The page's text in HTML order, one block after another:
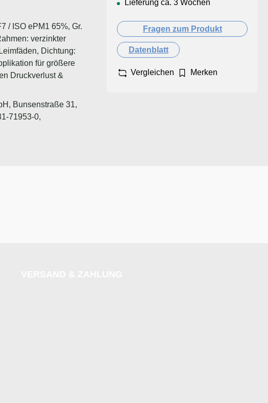
/ ISO ePM1 65%, Gr.
verzinkter
Dichtung:
für größere
Druckverlust &
Bunsenstraße 31,
71953-0,
Lieferung ca. 3 Wochen
Fragen zum Produkt
Datenblatt
Vergleichen Merken